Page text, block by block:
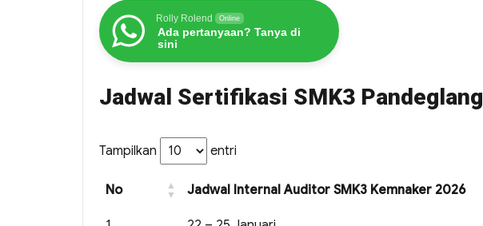
Rolly Rolend Online
Ada pertanyaan? Tanya di
sini
Jadwal Sertifikasi SMK3 Pandeglang
Tampilkan entri
No Jadwal Internal Auditor SMK3 Kemnaker 2026